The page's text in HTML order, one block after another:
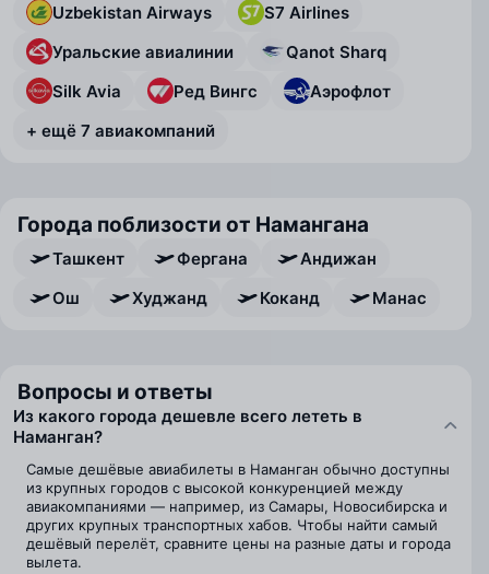
Uzbekistan Airways
S7 Airlines
Уральские авиалинии
Qanot Sharq
Silk Avia
Ред Вингс
Аэрофлот
+ ещё 7 авиакомпаний
Города поблизости от Намангана
Ташкент Фергана
Андижан
Ош
Худжанд Коканд Манас
Вопросы и ответы
Из какого города дешевле всего лететь в
Наманган?
Самые дешёвые авиабилеты в Наманган обычно доступны
из крупных городов с высокой конкуренцией между
авиакомпаниями — например, из Самары, Новосибирска и
других крупных транспортных хабов. Чтобы найти самый
дешёвый перелёт, сравните цены на разные даты и города
вылета.